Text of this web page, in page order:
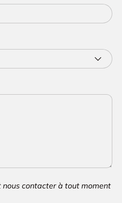
nous contacter à tout moment